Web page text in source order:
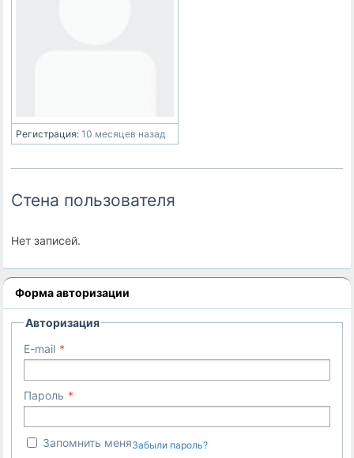
Регистрация: 10 месяцев назад
Стена пользователя
Нет записей.
Форма авторизации
Авторизация
E-mail
Пароль
Запомнить меняЗабыли пароль?